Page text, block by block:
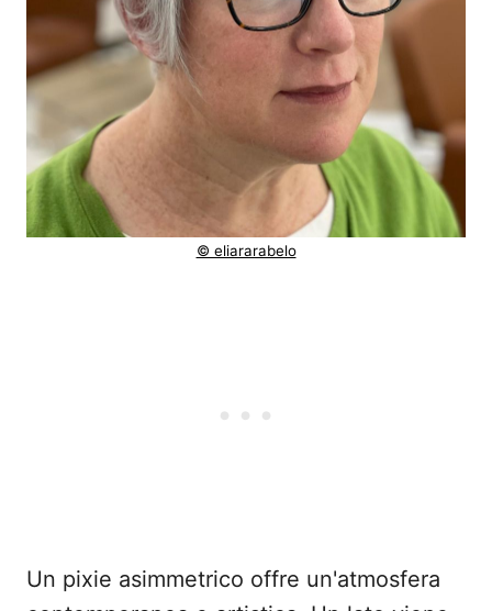
© eliararabelo
Un pixie asimmetrico offre un'atmosfera